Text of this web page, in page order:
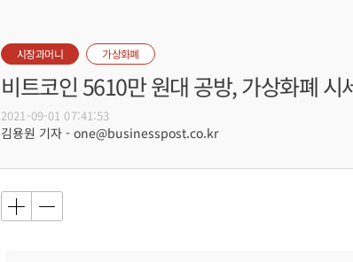
시장과머니 가상화폐
비트코인 5610만 원대 공방, 가상화폐 시
2021-09-01 07:41:53
김용원 기자 - one@businesspost.co.kr